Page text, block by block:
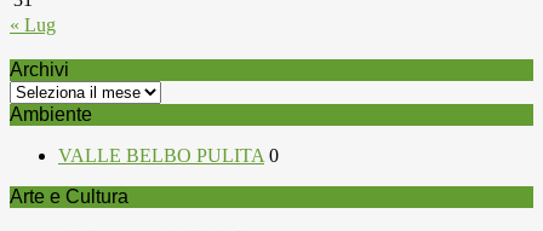
« Lug
Archivi
Archivi
Ambiente
VALLE BELBO PULITA0
Arte e Cultura